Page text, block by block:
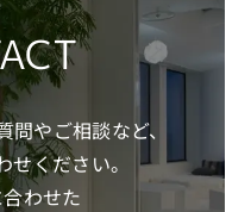
やご相談など、
ください。
わせた